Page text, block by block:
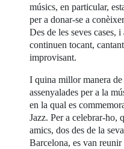
músics, en particular,
per a donar-se a
Des de les seves cases,
continuen tocant,
improvisant.
I quina millor manera
assenyalades per a la
en la qual es
Jazz. Per a celebrar-ho,
amics, dos des de la
Barcelona, es van